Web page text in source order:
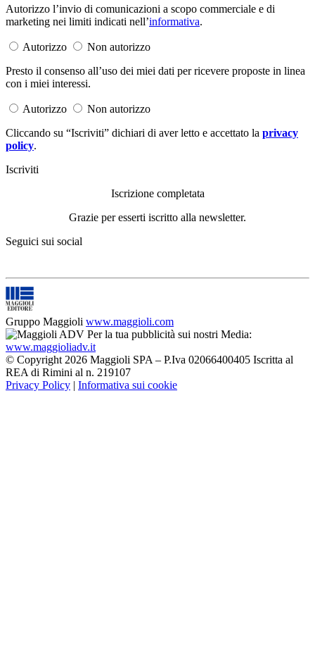
Autorizzo l’invio di comunicazioni a scopo commerciale e di
marketing nei limiti indicati nell’informativa.
Autorizzo
Non autorizzo
Presto il consenso all’uso dei miei dati per ricevere proposte in linea
con i miei interessi.
Autorizzo
Non autorizzo
Cliccando su “Iscriviti” dichiari di aver letto e accettato la privacy
policy.
Iscriviti
Iscrizione completata
Grazie per esserti iscritto alla newsletter.
Seguici sui social
Gruppo Maggioli www.maggioli.com
Per la tua pubblicità sui nostri Media:
www.maggioliadv.it
© Copyright 2026 Maggioli SPA – P.Iva 02066400405 Iscritta al
REA di Rimini al n. 219107
Privacy Policy | Informativa sui cookie